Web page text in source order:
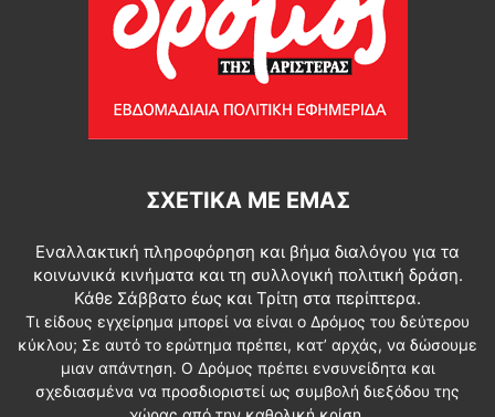
ΣΧΕΤΙΚΆ ΜΕ ΕΜΆΣ
Εναλλακτική πληροφόρηση και βήμα διαλόγου για τα
κοινωνικά κινήματα και τη συλλογική πολιτική δράση.
Κάθε Σάββατο έως και Τρίτη στα περίπτερα.
Τι είδους εγχείρημα μπορεί να είναι ο Δρόμος του δεύτερου
κύκλου; Σε αυτό το ερώτημα πρέπει, κατ’ αρχάς, να δώσουμε
μιαν απάντηση. Ο Δρόμος πρέπει ενσυνείδητα και
σχεδιασμένα να προσδιοριστεί ως συμβολή διεξόδου της